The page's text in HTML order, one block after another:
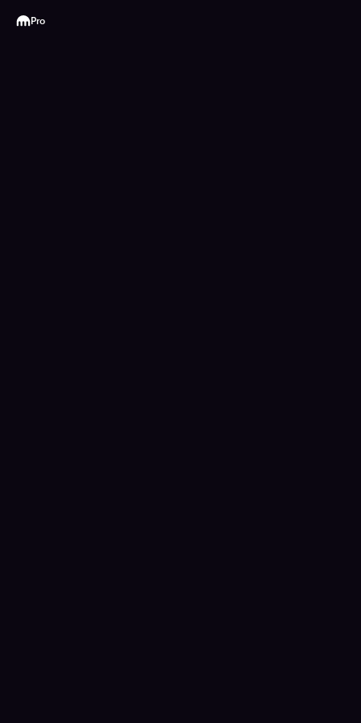
Kraken
Pro